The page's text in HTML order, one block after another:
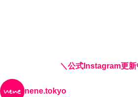
＼公式Instagram更新
nene.tokyo